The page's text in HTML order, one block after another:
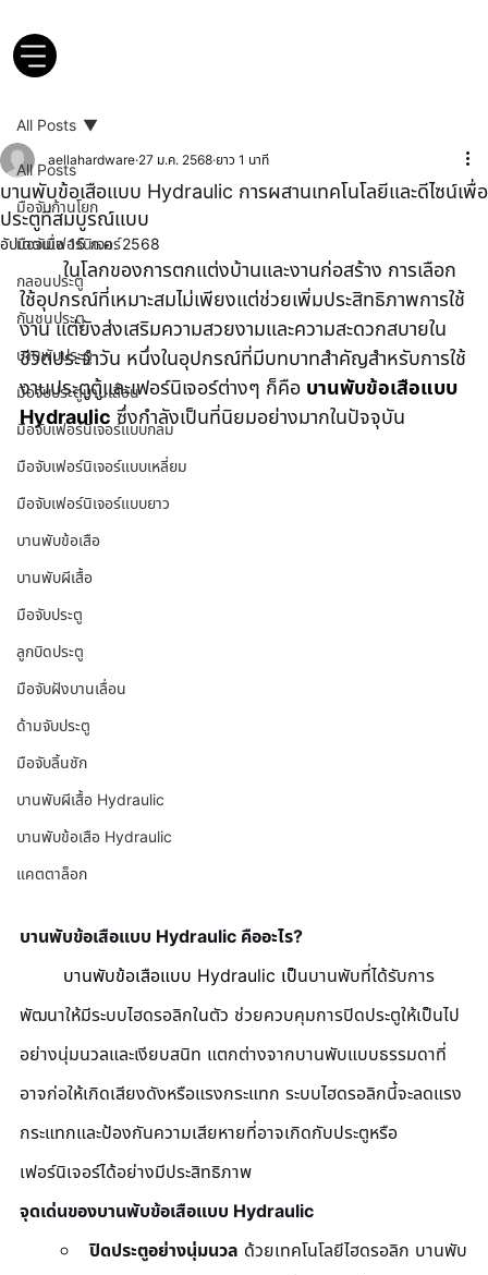
All Posts
มือจับก้านโยก
มือจับเฟอร์นิเจอร์
กลอนประตู
กันชนประตู
บานพับประตู
มือจับประตูบานเลื่อน
มือจับเฟอร์นิเจอร์แบบกลม
มือจับเฟอร์นิเจอร์แบบเหลี่ยม
มือจับเฟอร์นิเจอร์แบบยาว
บานพับข้อเสือ
บานพับผีเสื้อ
มือจับประตู
ลูกบิดประตู
มือจับฝังบานเลื่อน
ด้ามจับประตู
มือจับลิ้นชัก
บานพับผีเสื้อ Hydraulic
บานพับข้อเสือ Hydraulic
แคตตาล็อก
All Posts
บานพับข้อเสือแบบ Hydraulic การผสานเทคโนโลยีและดีไซน์เพื่อ
ประตูที่สมบูรณ์แบบ
aellahardware 27 ม.ค. 2568 ยาว 1 นาที
อัปเดตเมื่อ15 ก.ค. 2568
	ในโลกของการตกแต่งบ้านและงานก่อสร้าง การเลือก
ใช้อุปกรณ์ที่เหมาะสมไม่เพียงแต่ช่วยเพิ่มประสิทธิภาพการใช้
งาน แต่ยังส่งเสริมความสวยงามและความสะดวกสบายใน
ชีวิตประจำวัน หนึ่งในอุปกรณ์ที่มีบทบาทสำคัญสำหรับการใช้
งานประตูตู้และเฟอร์นิเจอร์ต่างๆ ก็คือ บานพับข้อเสือแบบ
Hydraulic ซึ่งกำลังเป็นที่นิยมอย่างมากในปัจจุบัน
บานพับข้อเสือแบบ Hydraulic คืออะไร?
บานพับข้อเสือแบบ Hydraulic เป็นบานพับที่ได้รับการ
พัฒนาให้มีระบบไฮดรอลิกในตัว ช่วยควบคุมการปิดประตูให้เป็นไป
อย่างนุ่มนวลและเงียบสนิท แตกต่างจากบานพับแบบธรรมดาที่
อาจก่อให้เกิดเสียงดังหรือแรงกระแทก ระบบไฮดรอลิกนี้จะลดแรง
กระแทกและป้องกันความเสียหายที่อาจเกิดกับประตูหรือ
เฟอร์นิเจอร์ได้อย่างมีประสิทธิภาพ
จุดเด่นของบานพับข้อเสือแบบ Hydraulic
ปิดประตูอย่างนุ่มนวล ด้วยเทคโนโลยีไฮดรอลิก บานพับ